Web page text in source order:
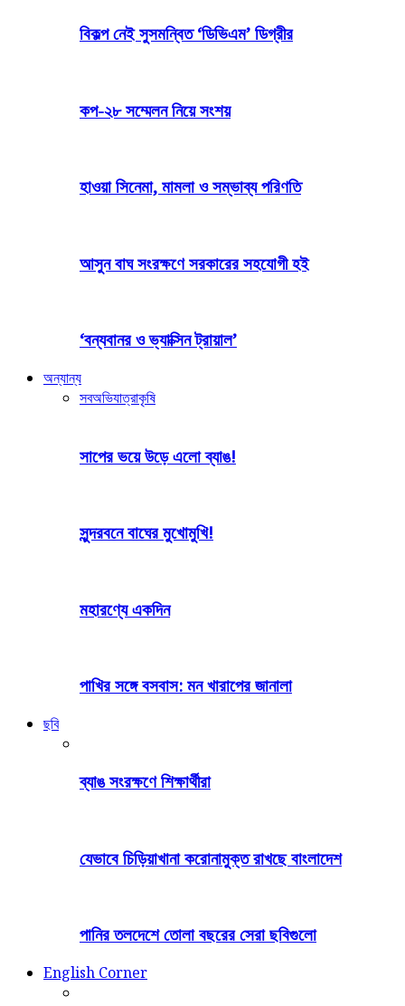
বিকল্প নেই সুসমন্বিত ‘ডিভিএম’ ডিগ্রীর
কপ-২৮ সম্মেলন নিয়ে সংশয়
হাওয়া সিনেমা, মামলা ও সম্ভাব্য পরিণতি
আসুন বাঘ সংরক্ষণে সরকারের সহযোগী হই
‘বন্যবানর ও ভ্যাক্সিন ট্রায়াল’
অন্যান্য
সবঅভিযাত্রাকৃষি
সাপের ভয়ে উড়ে এলো ব্যাঙ!
সুন্দরবনে বাঘের মুখোমুখি!
মহারণ্যে একদিন
পাখির সঙ্গে বসবাস: মন খারাপের জানালা
ছবি
ব্যাঙ সংরক্ষণে শিক্ষার্থীরা
যেভাবে চিড়িয়াখানা করোনামুক্ত রাখছে বাংলাদেশ
পানির তলদেশে তোলা বছরের সেরা ছবিগুলো
English Corner